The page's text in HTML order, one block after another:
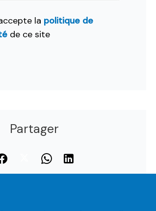
la politique de
de ce site
Partager